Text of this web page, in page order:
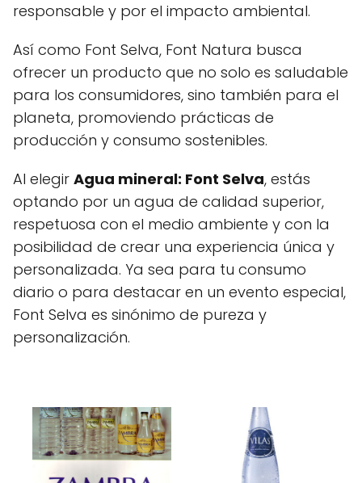
responsable y por el impacto ambiental.
Así como Font Selva, Font Natura busca
ofrecer un producto que no solo es saludable
para los consumidores, sino también para el
planeta, promoviendo prácticas de
producción y consumo sostenibles.
Al elegir Agua mineral: Font Selva, estás
optando por un agua de calidad superior,
respetuosa con el medio ambiente y con la
posibilidad de crear una experiencia única y
personalizada. Ya sea para tu consumo
diario o para destacar en un evento especial,
Font Selva es sinónimo de pureza y
personalización.